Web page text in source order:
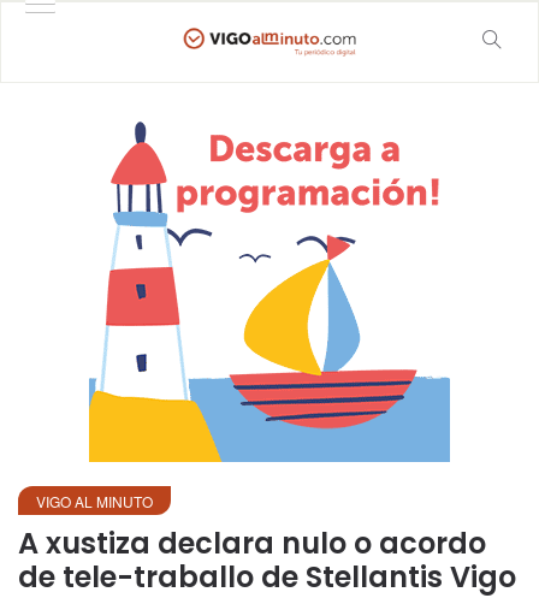
VIGO AL MINUTO
A xustiza declara nulo o acordo
de tele-traballo de Stellantis Vigo